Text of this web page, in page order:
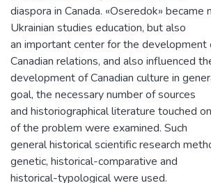
diaspora in Canada. «Oseredok»
Ukrainian studies education, but also
an important center for the development
Canadian relations, and also influenced
development of Canadian culture in
goal, the necessary number of sources
and historiographical literature touched
of the problem were examined. Such
general historical scientific research
genetic, historical-comparative and
historical-typological were used.